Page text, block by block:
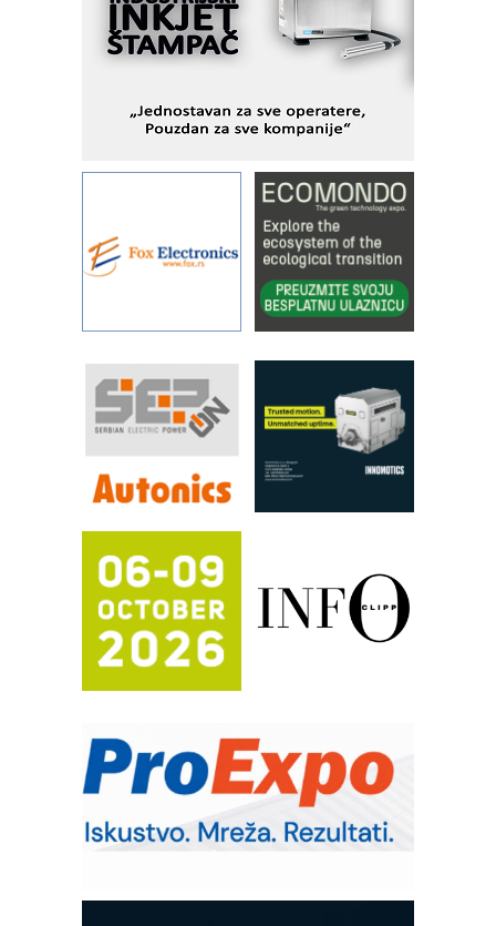
Fleksibilno stezanje i brzo
podešavanje u proizvodnji prototipova
KIP KOP – napredna rešenja za
objekte
Alba d.o.o. – 35 godina preciznosti u
IBeRTIM - oprema za ispitivanje
kontrole kvaliteta
STAUFF – Komponente koje
povećavaju pouzdanost hidrauličkih
pouzdanost u transferu fluida
Filtration Group Industrial – Napredna
rešenja za filtraciju u hidrauličkim i
procesnim sistemima
RILINEX kompanije Rittal
FANUC: Najbolje za vašu pametnu
Efikasno upravljanje energijom
Automatizacija pakovanja · Display
(Shelf-Ready) omotnice
Potpuna efikasnost bez složenih
sistema
Trajna oznaka kao dugoročna korist
IB BLUMENAUER - više od 40 godina
poverenja u industriji
RMQ-TITAN ADVANCED INDICATOR
– Pametna signalizacija za efikasnije
upravljanje mašinama
era CNC merenja